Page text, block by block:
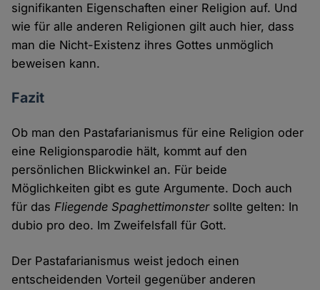
signifikanten Eigenschaften einer Religion auf. Und
wie für alle anderen Religionen gilt auch hier, dass
man die Nicht-Existenz ihres Gottes unmöglich
beweisen kann.
Fazit
Ob man den Pastafarianismus für eine Religion oder
eine Religionsparodie hält, kommt auf den
persönlichen Blickwinkel an. Für beide
Möglichkeiten gibt es gute Argumente. Doch auch
für dasFliegende Spaghettimonstersollte gelten: In
dubio pro deo. Im Zweifelsfall für Gott.
Der Pastafarianismus weist jedoch einen
entscheidenden Vorteil gegenüber anderen